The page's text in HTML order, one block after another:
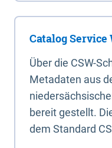
Catalog Service
Über die CSW-
Metadaten aus
bereit gestellt.
dem Standard